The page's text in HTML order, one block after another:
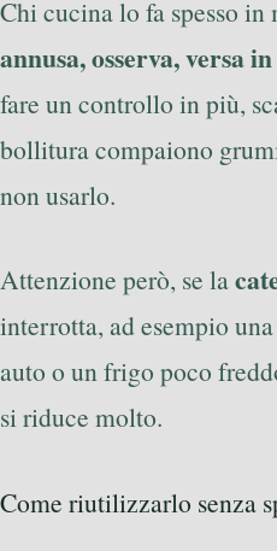
Chi cucina lo fa spesso
annusa, osserva, versa
fare un controllo in più,
bollitura compaiono
non usarlo.
Attenzione però, se la
interrotta, ad esempio
auto o un frigo poco
si riduce molto.
Come riutilizzarlo senza